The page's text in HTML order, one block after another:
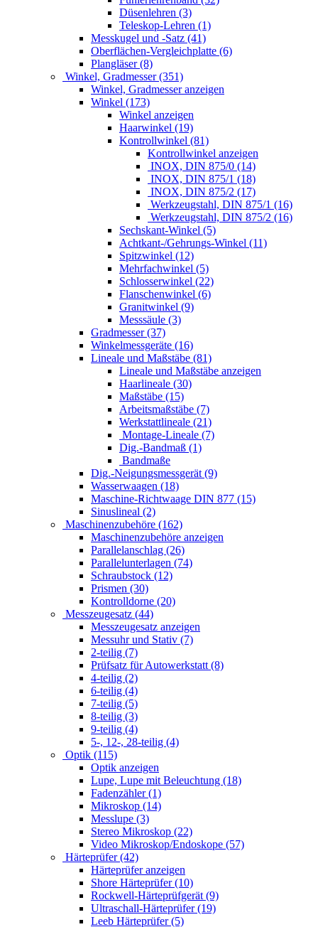
Düsenlehren (3)
Teleskop-Lehren (1)
Messkugel und -Satz (41)
Oberflächen-Vergleichplatte (6)
Plangläser (8)
Winkel, Gradmesser (351)
Winkel, Gradmesser anzeigen
Winkel (173)
Winkel anzeigen
Haarwinkel (19)
Kontrollwinkel (81)
Kontrollwinkel anzeigen
INOX, DIN 875/0 (14)
INOX, DIN 875/1 (18)
INOX, DIN 875/2 (17)
Werkzeugstahl, DIN 875/1 (16)
Werkzeugstahl, DIN 875/2 (16)
Sechskant-Winkel (5)
Achtkant-/Gehrungs-Winkel (11)
Spitzwinkel (12)
Mehrfachwinkel (5)
Schlosserwinkel (22)
Flanschenwinkel (6)
Granitwinkel (9)
Messsäule (3)
Gradmesser (37)
Winkelmessgeräte (16)
Lineale und Maßstäbe (81)
Lineale und Maßstäbe anzeigen
Haarlineale (30)
Maßstäbe (15)
Arbeitsmaßstäbe (7)
Werkstattlineale (21)
Montage-Lineale (7)
Dig.-Bandmaß (1)
Bandmaße
Dig.-Neigungsmessgerät (9)
Wasserwaagen (18)
Maschine-Richtwaage DIN 877 (15)
Sinuslineal (2)
Maschinenzubehöre (162)
Maschinenzubehöre anzeigen
Parallelanschlag (26)
Parallelunterlagen (74)
Schraubstock (12)
Prismen (30)
Kontrolldorne (20)
Messzeugesatz (44)
Messzeugesatz anzeigen
Messuhr und Stativ (7)
2-teilig (7)
Prüfsatz für Autowerkstatt (8)
4-teilig (2)
6-teilig (4)
7-teilig (5)
8-teilig (3)
9-teilig (4)
5-, 12-, 28-teilig (4)
Optik (115)
Optik anzeigen
Lupe, Lupe mit Beleuchtung (18)
Fadenzähler (1)
Mikroskop (14)
Messlupe (3)
Stereo Mikroskop (22)
Video Mikroskop/Endoskope (57)
Härteprüfer (42)
Härteprüfer anzeigen
Shore Härteprüfer (10)
Rockwell-Härteprüfgerät (9)
Ultraschall-Härteprüfer (19)
Leeb Härteprüfer (5)